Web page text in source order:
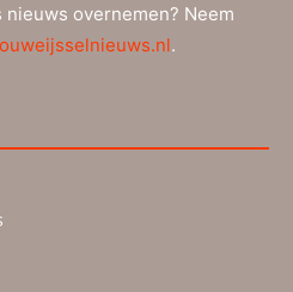
overnemen? Neem
.